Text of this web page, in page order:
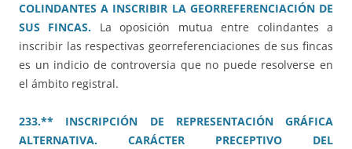
COLINDANTES A INSCRIBIR LA GEORREFERENCIACIÓN DE
SUS FINCAS. La oposición mutua entre colindantes a
inscribir las respectivas georreferenciaciones de sus fincas
es un indicio de controversia que no puede resolverse en
el ámbito registral.
233.** INSCRIPCIÓN DE REPRESENTACIÓN GRÁFICA
ALTERNATIVA. CARÁCTER PRECEPTIVO DEL